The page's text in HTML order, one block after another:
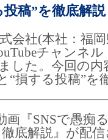
稿”を徹底解
会社(本社：福
チャンネ
した。今回の内
“損する投稿”を
『SNSで愚痴
底解説』が配